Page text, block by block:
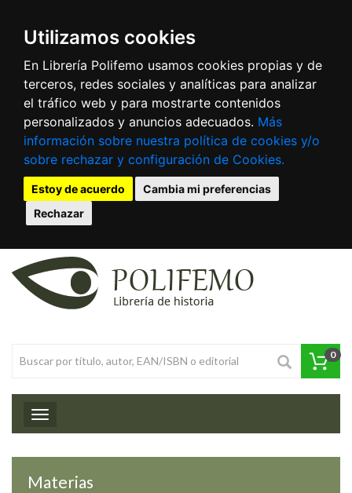
Utilizamos cookies
En Librería Polifemo usamos cookies propias y de
terceros, redes sociales y analíticas para analizar
el tráfico web y para mostrarte contenidos
personalizados y anuncios adecuados. Más
información sobre nuestra política de cookies y/o
sobre rechazar y configuración de Cookies.
Estoy de acuerdo
Cambia mi preferencias
Rechazar
0
Toggle navigation
Materias